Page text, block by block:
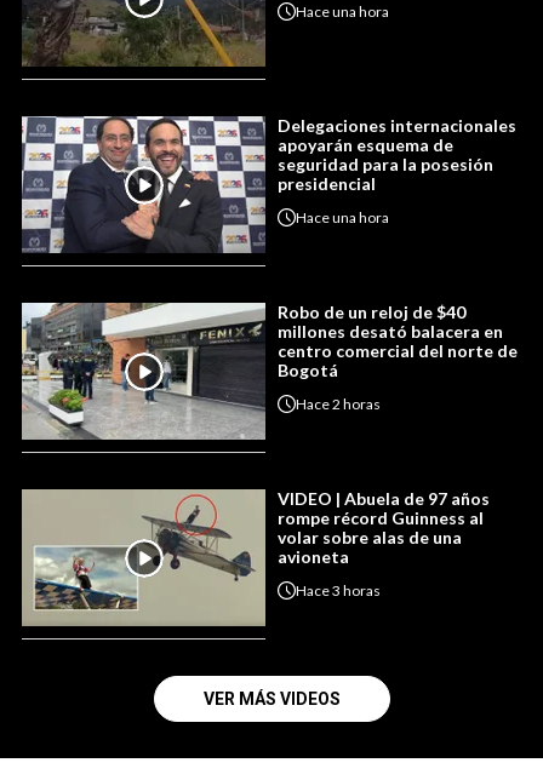
Haceuna hora
Delegaciones internacionales
apoyarán esquema de
seguridad para la posesión
presidencial
Haceuna hora
Robo de un reloj de $40
millones desató balacera en
centro comercial del norte de
Bogotá
Hace2 horas
VIDEO | Abuela de 97 años
rompe récord Guinness al
volar sobre alas de una
avioneta
Hace3 horas
VER MÁS VIDEOS